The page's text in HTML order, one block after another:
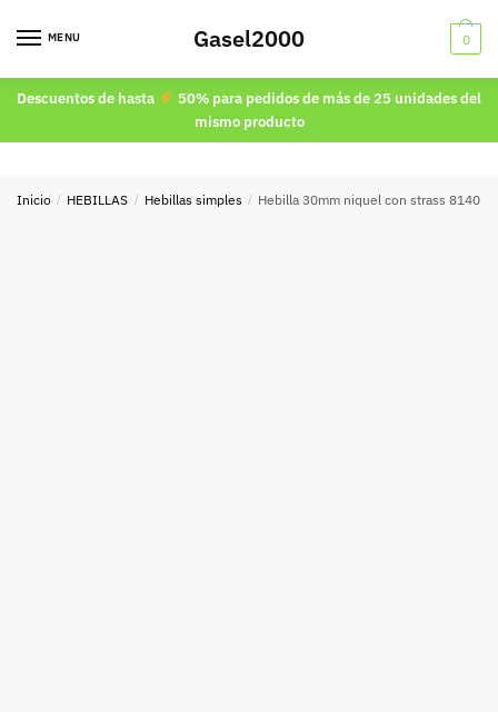
MENU Gasel2000 0
Descuentos de hasta
50% para pedidos de más de 25 unidades del
mismo producto
Inicio / HEBILLAS / Hebillas simples / Hebilla 30mm niquel con strass 8140